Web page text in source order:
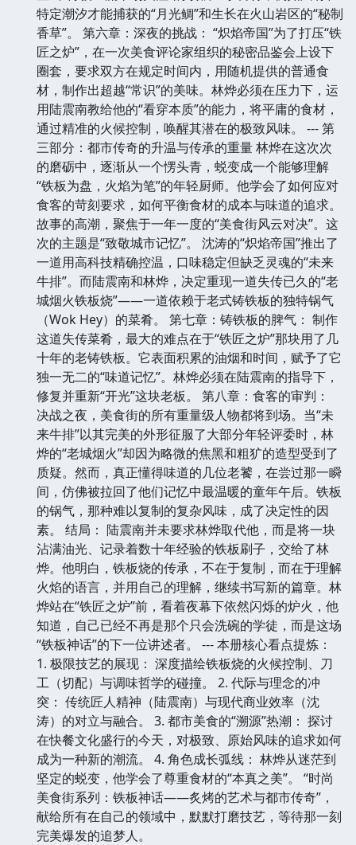
特定潮汐才能捕获的“月光鲷”和生长在火山岩区的“秘制
香草”。 第六章：深夜的挑战： “炽焰帝国”为了打压“铁
匠之炉”，在一次美食评论家组织的秘密品鉴会上设下
圈套，要求双方在规定时间内，用随机提供的普通食
材，制作出超越“常识”的美味。林烨必须在压力下，运
用陆震南教给他的“看穿本质”的能力，将平庸的食材，
通过精准的火候控制，唤醒其潜在的极致风味。 --- 第
三部分：都市传奇的升温与传承的重量 林烨在这次次
的磨砺中，逐渐从一个愣头青，蜕变成一个能够理解
“铁板为盘，火焰为笔”的年轻厨师。他学会了如何应对
食客的苛刻要求，如何平衡食材的成本与味道的追求。
故事的高潮，聚焦于一年一度的“美食街风云对决”。这
次的主题是“致敬城市记忆”。 沈涛的“炽焰帝国”推出了
一道用高科技精确控温，口味稳定但缺乏灵魂的“未来
牛排”。而陆震南和林烨，决定重现一道失传已久的“老
城烟火铁板烧”——一道依赖于老式铸铁板的独特锅气
（Wok Hey）的菜肴。 第七章：铸铁板的脾气： 制作
这道失传菜肴，最大的难点在于“铁匠之炉”那块用了几
十年的老铸铁板。它表面积累的油烟和时间，赋予了它
独一无二的“味道记忆”。林烨必须在陆震南的指导下，
修复并重新“开光”这块老板。 第八章：食客的审判：
决战之夜，美食街的所有重量级人物都将到场。当“未
来牛排”以其完美的外形征服了大部分年轻评委时，林
烨的“老城烟火”却因为略微的焦黑和粗犷的造型受到了
质疑。然而，真正懂得味道的几位老饕，在尝过那一瞬
间，仿佛被拉回了他们记忆中最温暖的童年午后。铁板
的锅气，那种难以复制的复杂风味，成了决定性的因
素。 结局： 陆震南并未要求林烨取代他，而是将一块
沾满油光、记录着数十年经验的铁板刷子，交给了林
烨。他明白，铁板烧的传承，不在于复制，而在于理解
火焰的语言，并用自己的理解，继续书写新的篇章。林
烨站在“铁匠之炉”前，看着夜幕下依然闪烁的炉火，他
知道，自己已经不再是那个只会洗碗的学徒，而是这场
“铁板神话”的下一位讲述者。 --- 本册核心看点提炼：
1. 极限技艺的展现： 深度描绘铁板烧的火候控制、刀
工（切配）与调味哲学的碰撞。 2. 代际与理念的冲
突： 传统匠人精神（陆震南）与现代商业效率（沈
涛）的对立与融合。 3. 都市美食的“溯源”热潮： 探讨
在快餐文化盛行的今天，对极致、原始风味的追求如何
成为一种新的潮流。 4. 角色成长弧线： 林烨从迷茫到
坚定的蜕变，他学会了尊重食材的“本真之美”。 “时尚
美食街系列：铁板神话——炙烤的艺术与都市传奇”，
献给所有在自己的领域中，默默打磨技艺，等待那一刻
完美爆发的追梦人。